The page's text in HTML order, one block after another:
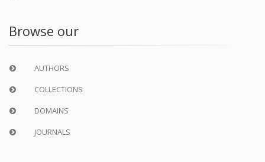
Browse our
AUTHORS
COLLECTIONS
DOMAINS
JOURNALS